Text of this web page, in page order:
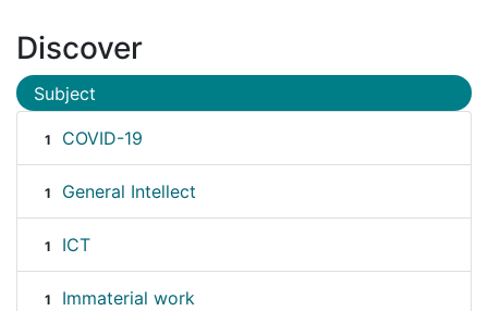
Discover
Subject
1 COVID-19
1 General Intellect
1 ICT
1 Immaterial work